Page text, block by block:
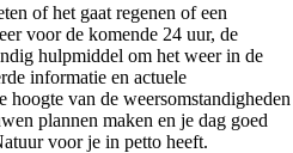
of het gaat regenen of een
voor de komende 24 uur, de
hulpmiddel om het weer in de
informatie en actuele
van de weersomstandigheden
plannen maken en je dag goed
voor je in petto heeft.